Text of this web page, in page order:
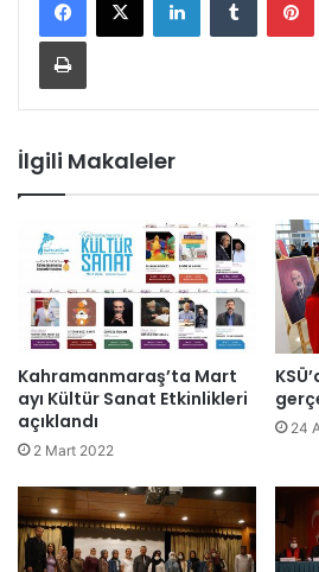
Yazdır
İlgili Makaleler
Kahramanmaraş’ta Mart
ayı Kültür Sanat Etkinlikleri
açıklandı
2 Mart 2022
24